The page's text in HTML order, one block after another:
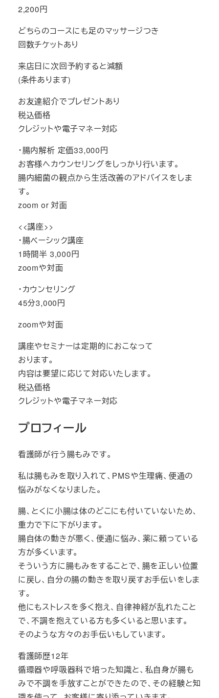
2,200円
どちらのコースにも足のマッサージつき
回数チケットあり
来店日に次回予約すると減額
(条件あります)
お友達紹介でプレゼントあり
税込価格
クレジットや電子マネー対応
・腸内解析 定価33,000円
お客様へカウンセリングをしっかり行います。
腸内細菌の観点から生活改善のアドバイスをしま
す。
zoom or 対面
<<講座>>
・腸ベーシック講座
1時間半 3,000円
zoomや対面
・カウンセリング
45分3,000円
zoomや対面
講座やセミナーは定期的におこなって
おります。
内容は要望に応じて対応いたします。
税込価格
クレジットや電子マネー対応
プロフィール
看護師が行う腸もみです。
私は腸もみを取り入れて、PMSや生理痛、便通の
悩みがなくなりました。
腸、とくに小腸は体のどこにも付いていないため、
重力で下に下がります。
腸自体の動きが悪く、便通に悩み、薬に頼っている
方が多くいます。
そういう方に腸もみをすることで、腸を正しい位置
に戻し、自分の腸の動きを取り戻すお手伝いをしま
す。
他にもストレスを多く抱え、自律神経が乱れたこと
で、不調を抱えている方も多くいると思います。
そのような方々のお手伝いもしています。
看護師歴12年
循環器や呼吸器科で培った知識と、私自身が腸も
みで不調を手放すことができたので、その経験と知